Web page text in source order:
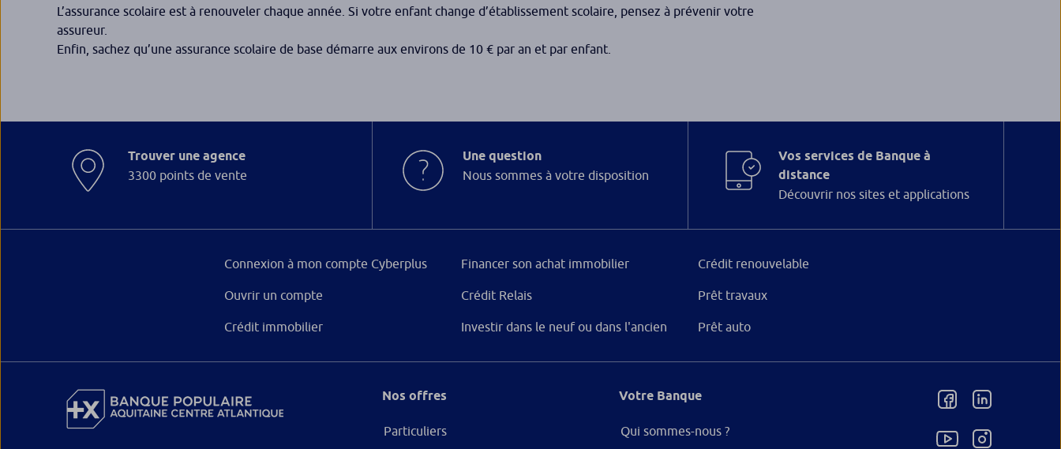
L’assurance scolaire est à renouveler chaque année. Si votre enfant change d’établissement scolaire, pensez à prévenir votre
assureur.
Enfin, sachez qu’une assurance scolaire de base démarre aux environs de 10 € par an et par enfant.
Trouver une agence
3300 points de vente
Une question
Nous sommes à votre disposition
Vos services de Banque à
distance
Découvrir nos sites et applications
Connexion à mon compte Cyberplus Financer son achat immobilier Crédit renouvelable
Ouvrir un compte Crédit Relais Prêt travaux
Crédit immobilier Investir dans le neuf ou dans l'ancien Prêt auto
Nos offres
Particuliers
Votre Banque
Qui sommes-nous ?